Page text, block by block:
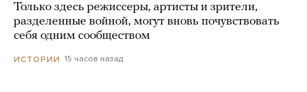
Только здесь режиссеры, артисты и зрители,
разделенные войной, могут вновь почувствовать
себя одним сообществом
ИСТОРИИ 15 часов назад